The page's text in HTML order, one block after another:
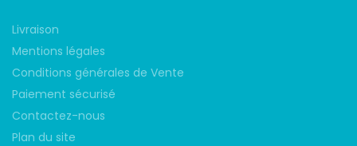
Livraison
Mentions légales
Conditions générales de Vente
Paiement sécurisé
Contactez-nous
Plan du site